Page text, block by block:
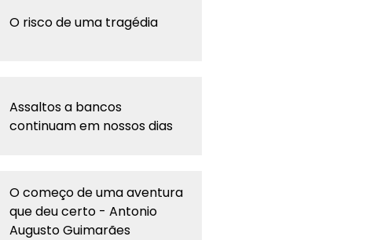
O risco de uma tragédia
Assaltos a bancos
continuam em nossos dias
O começo de uma aventura
que deu certo - Antonio
Augusto Guimarães